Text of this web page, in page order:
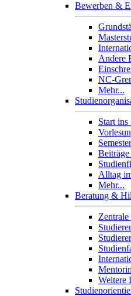
Bewerben &
Andere
NC-
Mehr...
Start
Alltag
Mehr...
Beratung &
Weitere